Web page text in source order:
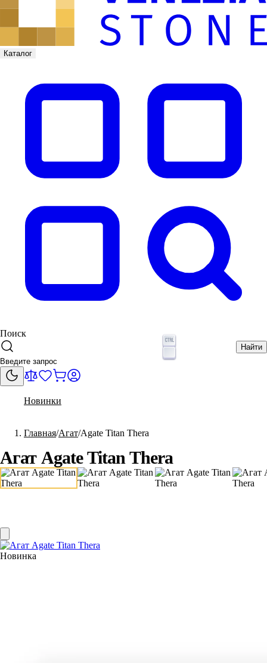
Каталог
Поиск
Найти
Новинки
Главная Агат Agate Titan Thera
Агат Agate Titan Thera
Новинка